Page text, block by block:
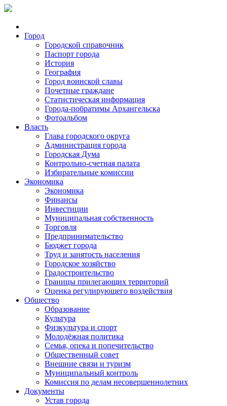
Город
Городской справочник
Паспорт города
История
География
Город воинской славы
Почетные граждане
Статистическая информация
Города-побратимы Архангельска
Фотоальбом
Власть
Глава городского округа
Администрация города
Городская Дума
Контрольно-счетная палата
Избирательные комиссии
Экономика
Экономика
Финансы
Инвестиции
Муниципальная собственность
Торговля
Предпринимательство
Бюджет города
Труд и занятость населения
Городское хозяйство
Градостроительство
Границы прилегающих территорий
Оценка регулирующего воздействия
Общество
Образование
Культура
Физкультура и спорт
Молодёжная политика
Семья, опека и попечительство
Общественный совет
Внешние связи и туризм
Муниципальный контроль
Комиссия по делам несовершеннолетних
Документы
Устав города